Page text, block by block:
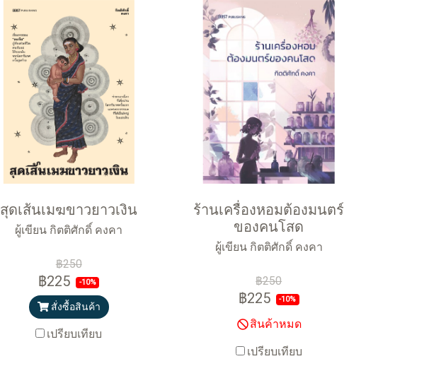
สุดเส้นเมฆขาวยาวเงิน
ผู้เขียน กิตติศักดิ์ คงคา
฿250
฿225 -10%
สั่งซื้อสินค้า
เปรียบเทียบ
ร้านเครื่องหอมต้องมนตร์
ของคนโสด
ผู้เขียน กิตติศักดิ์ คงคา
฿250
฿225 -10%
สินค้าหมด
เปรียบเทียบ